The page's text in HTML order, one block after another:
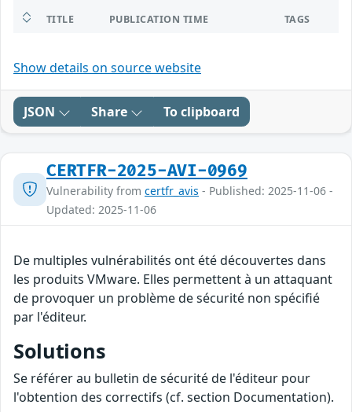
TITLE PUBLICATION TIME TAGS
Show details on source website
JSON Share To clipboard
CERTFR-2025-AVI-0969
Vulnerability from certfr_avis - Published: 2025-11-06 -
Updated: 2025-11-06
De multiples vulnérabilités ont été découvertes dans
les produits VMware. Elles permettent à un attaquant
de provoquer un problème de sécurité non spécifié
par l'éditeur.
Solutions
Se référer au bulletin de sécurité de l'éditeur pour
l'obtention des correctifs (cf. section Documentation).